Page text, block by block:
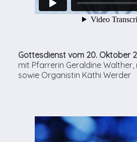
Gottesdienst vom 20. Oktober
mit Pfarrerin Geraldine Walther,
sowie Organistin Käthi Werder